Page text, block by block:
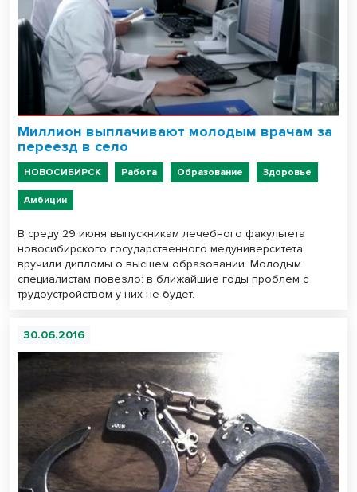
Миллион выплачивают молодым врачам за
переезд в село
НОВОСИБИРСК Работа Образование Здоровье
Амбиции
В среду 29 июня выпускникам лечебного факультета
новосибирского государственного медуниверситета
вручили дипломы о высшем образовании. Молодым
специалистам повезло: в ближайшие годы проблем с
трудоустройством у них не будет.
30.06.2016